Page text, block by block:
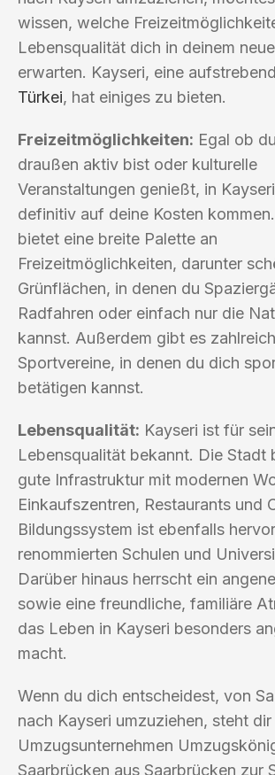
wissen, welche
Lebensqualität dich in deinem
erwarten. Kayseri, eine
Türkei, hat einiges zu bieten.
Freizeitmöglichkeiten: Egal ob
draußen aktiv bist oder kulturelle
Veranstaltungen genießt, in
definitiv auf deine Kosten
bietet eine breite Palette an
Freizeitmöglichkeiten, darunter
Grünflächen, in denen du
Radfahren oder einfach nur die
kannst. Außerdem gibt es
Sportvereine, in denen du dich
betätigen kannst.
Lebensqualität: Kayseri ist für
Lebensqualität bekannt. Die Stadt
gute Infrastruktur mit modernen
Einkaufszentren, Restaurants und
Bildungssystem ist ebenfalls
renommierten Schulen und
Darüber hinaus herrscht ein
sowie eine freundliche, familiäre
das Leben in Kayseri besonders
macht.
Wenn du dich entscheidest, von
nach Kayseri umzuziehen, steht
Umzugsunternehmen
Saarbrücken aus Saarbrücken zur